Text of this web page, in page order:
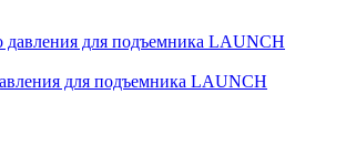
для подъемника LAUNCH